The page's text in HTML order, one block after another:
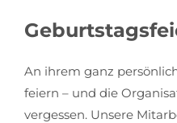
An ihrem ganz
feiern – und die
vergessen. Unsere